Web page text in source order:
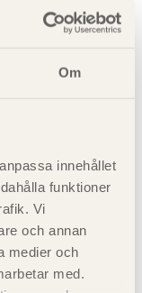
Om
innehållet
funktioner
Vi
och annan
medier och
med.
i betongplattan.